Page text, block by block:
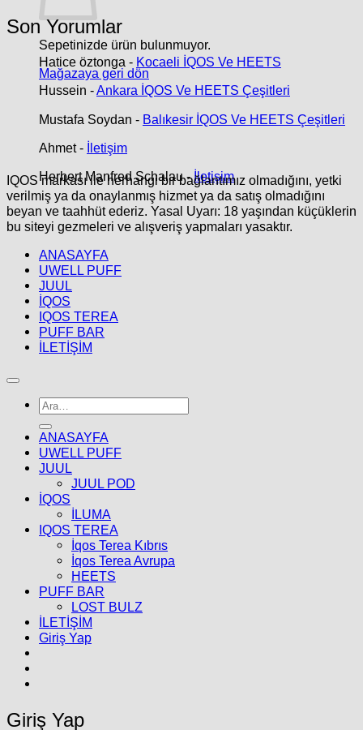
Sepetinizde ürün bulunmuyor.
Mağazaya geri dön
Son Yorumlar
Hatice öztonga - Kocaeli İQOS Ve HEETS
Hussein -Ankara İQOS Ve HEETS Çeşitleri
Mustafa Soydan - Balıkesir İQOS Ve HEETS Çeşitleri
Ahmet- İletişim
Herbert Manfred Schalau-İletişim
IQOS markası ile herhangi bir bağlantımız olmadığını, yetki
verilmiş ya da onaylanmış hizmet ya da satış olmadığını
beyan ve taahhüt ederiz. Yasal Uyarı: 18 yaşından küçüklerin
bu siteyi gezmeleri ve alışveriş yapmaları yasaktır.
ANASAYFA
UWELL PUFF
JUUL
İQOS
IQOS TEREA
PUFF BAR
İLETİŞİM
Ara:
ANASAYFA
UWELL PUFF
JUUL
JUUL POD
İQOS
İLUMA
IQOS TEREA
İqos Terea Kıbrıs
İqos Terea Avrupa
HEETS
PUFF BAR
LOST BULZ
İLETİŞİM
Giriş Yap
Giriş Yap